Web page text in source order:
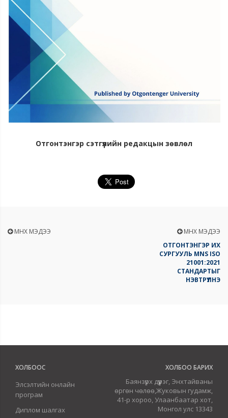
Отгонтэнгэр сэтгүүлийн редакцын зөвлөл
ӨМНӨХ МЭДЭЭ
ӨМНӨХ МЭДЭЭ
ОТГОНТЭНГЭР ИХ
СУРГУУЛЬ MNS ISO
21001:2021
СТАНДАРТЫГ
НЭВТРҮҮЛНЭ
ХОЛБООС
Элсэлтийн онлайн
програм
Диплом шалгах
ХОЛБОО БАРИХ
Баянзүрх дүүрэг, Энхтайваны
өргөн чөлөө,Жуковын гудамж,
41-р хороо, Улаанбаатар хот,
Монгол улс 13343